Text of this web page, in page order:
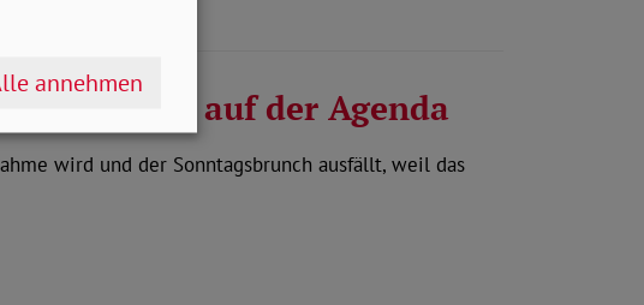
oben auf der Agenda
wird und der Sonntagsbrunch ausfällt, weil das
annehmen